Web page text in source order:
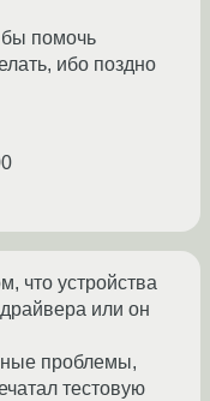
бы помочь
ибо поздно
что устройства
или он
проблемы,
тестовую